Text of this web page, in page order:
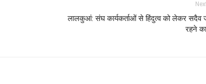
लालकुआं: संघ कार्यकर्ताओं से हिंदुत्व को लेकर सदैव
रहने